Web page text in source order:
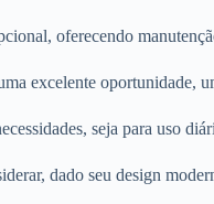
oferecendo
excelente
seja para uso
dado seu design